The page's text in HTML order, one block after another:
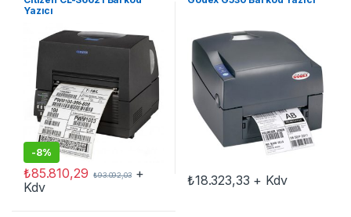
Yazıcı
-8%
₺85.810,29 ₺93.092,03+
Kdv
₺18.323,33 + Kdv